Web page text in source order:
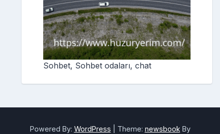
Sohbet, Sohbet odaları, chat
Powered By: WordPress Theme: newsbook By